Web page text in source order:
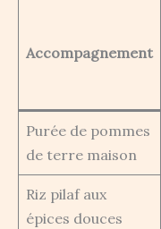
Accompagnement
Purée de pommes
de terre maison
Riz pilaf aux
épices douces